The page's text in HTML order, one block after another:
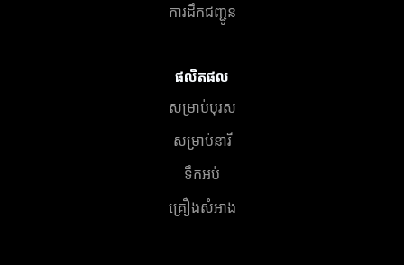
ការដឹកជញ្ជូន
ផលិតផល
សម្រាប់បុរស
សម្រាប់នារី
ទឹកអប់
គ្រឿងសំអាង